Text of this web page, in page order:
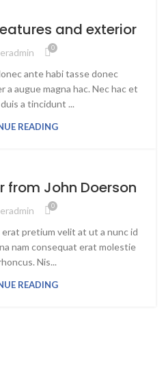
and exterior
0
ante habi tasse donec
augue magna hac. Nec hac et
a tincidunt ...
READING
from John Doerson
0
pretium velit at ut a nunc id
nam consequat erat molestie
Nis...
READING